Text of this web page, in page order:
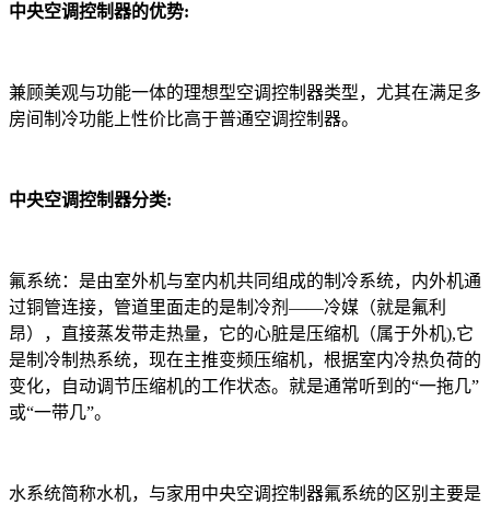
中央空调控制器的优势:
兼顾美观与功能一体的理想型空调控制器类型，尤其在满足多
房间制冷功能上性价比高于普通空调控制器。
中央空调控制器分类:
氟系统：是由室外机与室内机共同组成的制冷系统，内外机通
过铜管连接，管道里面走的是制冷剂——冷媒（就是氟利
昂），直接蒸发带走热量，它的心脏是压缩机（属于外机),它
是制冷制热系统，现在主推变频压缩机，根据室内冷热负荷的
变化，自动调节压缩机的工作状态。就是通常听到的“一拖几”
或“一带几”。
水系统简称水机，与家用中央空调控制器氟系统的区别主要是